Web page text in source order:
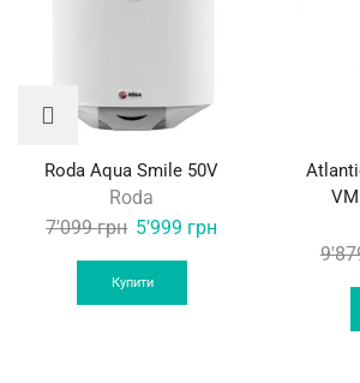
Roda Aqua Smile 50V
Roda
7'099грн Original
price
was:
7'099 грн.
5'999 грн
Купити